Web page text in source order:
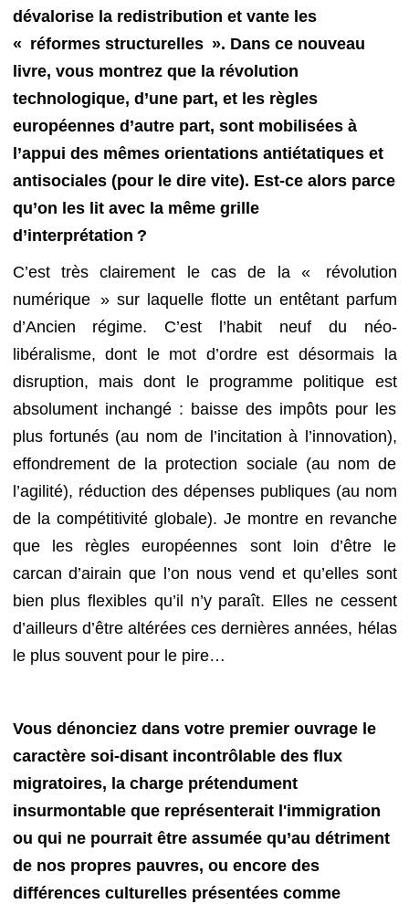
dévalorise la redistribution et vante les
« réformes structurelles ». Dans ce nouveau
livre, vous montrez que la révolution
technologique, d’une part, et les règles
européennes d’autre part, sont mobilisées à
l’appui des mêmes orientations antiétatiques et
antisociales (pour le dire vite). Est-ce alors parce
qu’on les lit avec la même grille
d’interprétation ?
C’est très clairement le cas de la « révolution
numérique » sur laquelle flotte un entêtant parfum
d’Ancien régime. C’est l’habit neuf du néo-
libéralisme, dont le mot d’ordre est désormais la
disruption, mais dont le programme politique est
absolument inchangé : baisse des impôts pour les
plus fortunés (au nom de l’incitation à l’innovation),
effondrement de la protection sociale (au nom de
l’agilité), réduction des dépenses publiques (au nom
de la compétitivité globale). Je montre en revanche
que les règles européennes sont loin d’être le
carcan d’airain que l’on nous vend et qu’elles sont
bien plus flexibles qu’il n’y paraît. Elles ne cessent
d’ailleurs d’être altérées ces dernières années, hélas
le plus souvent pour le pire…
Vous dénonciez dans votre premier ouvrage le
caractère soi-disant incontrôlable des flux
migratoires, la charge prétendument
insurmontable que représenterait l'immigration
ou qui ne pourrait être assumée qu’au détriment
de nos propres pauvres, ou encore des
différences culturelles présentées comme